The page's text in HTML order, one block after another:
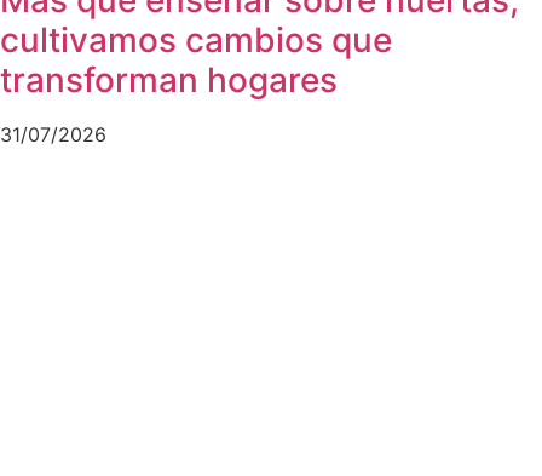
cultivamos cambios que
transforman hogares
31/07/2026